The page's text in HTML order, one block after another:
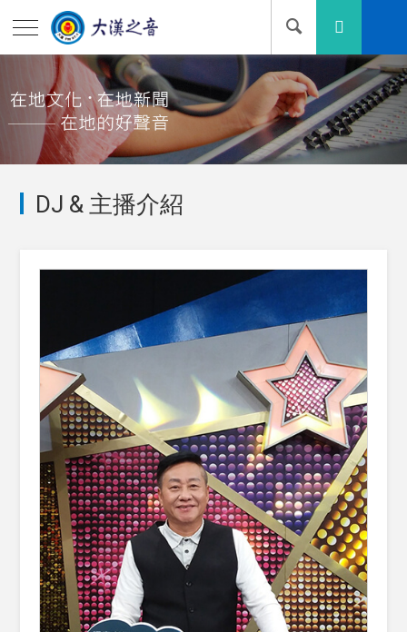
DJ & 主播介紹